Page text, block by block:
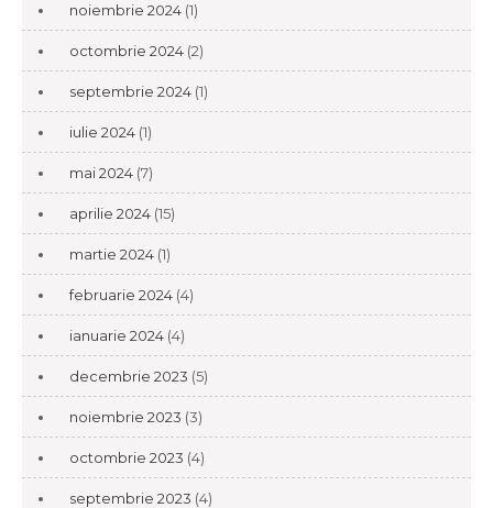
noiembrie 2024 (1)
octombrie 2024 (2)
septembrie 2024 (1)
iulie 2024 (1)
mai 2024 (7)
aprilie 2024 (15)
martie 2024 (1)
februarie 2024 (4)
ianuarie 2024 (4)
decembrie 2023 (5)
noiembrie 2023 (3)
octombrie 2023 (4)
septembrie 2023 (4)